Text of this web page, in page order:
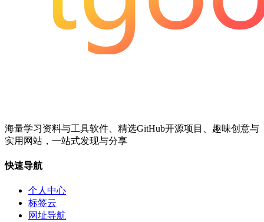
海量学习资料与工具软件、精选GitHub开源项目、趣味创意与
实用网站，一站式发现与分享
快速导航
个人中心
标签云
网址导航